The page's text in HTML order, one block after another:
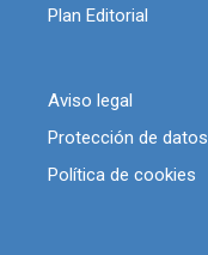
Plan Editorial
Aviso legal
Protección de datos
Política de cookies